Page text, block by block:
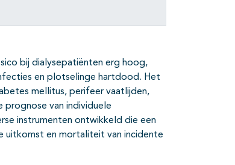
bij dialysepatiënten erg hoog,
en plotselinge hartdood. Het
mellitus, perifeer vaatlijden,
prognose van individuele
instrumenten ontwikkeld die een
uitkomst en mortaliteit van incidente